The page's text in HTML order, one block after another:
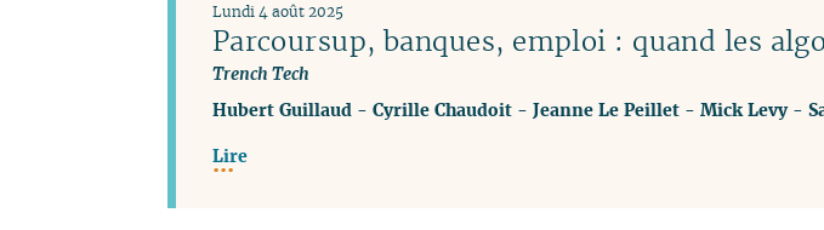
Parcoursup, banques, emploi : quand les
Trench Tech
Lundi 4 août 2025
Hubert Guillaud- Cyrille Chaudoit- Jeanne Le Peillet- Mick Levy-
Lire